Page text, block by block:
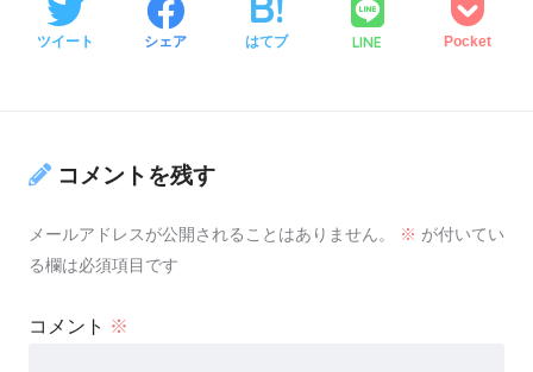
ツイート シェア はてブ LINE Pocket
コメントを残す
メールアドレスが公開されることはありません。 ※ が付いてい
る欄は必須項目です
コメント ※